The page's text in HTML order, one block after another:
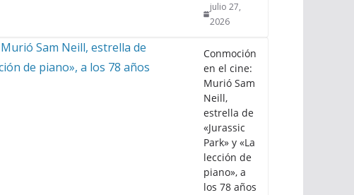
julio 27,
2026
Conmoción
en el cine:
Murió Sam
Neill,
estrella de
«Jurassic
Park» y «La
lección de
piano», a
los 78 años